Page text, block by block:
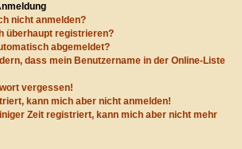
nicht anmelden?
überhaupt registrieren?
abgemeldet?
dass mein Benutzername in der Online-Liste
vergessen!
kann mich aber nicht anmelden!
Zeit registriert, kann mich aber nicht mehr